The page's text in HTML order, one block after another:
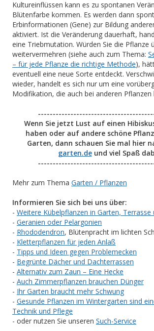
Kultureinflüssen kann es zu spontanen
Blütenfarbe kommen. Es werden dann
Erbinformationen (Gene) zur Bildung
aktiviert. Ist die Veränderung dauerhaft,
eine Triebmutation. Würden Sie die Pflanze
weitervermehren (siehe auch zum Thema:
– für jede Pflanze die richtige Methode),
eventuell eine neue Sorte entdeckt.
wieder, handelt es sich nur um eine
Modifikation, die auch bei anderen
Wenn Sie jetzt Lust auf einen
haben oder auf andere schöne
Garten, dann schauen Sie mal hier
garten.deund viel Spaß
Mehr zum Thema Garten / Pflanzen
Informieren Sie sich bei uns über:
- Weitere Kübelpflanzen in Garten, Terrasse
- Geranien oder Pelargonien
- Rhododendron, Blütenpracht im lichten
- Kletterpflanzen für jeden Anlaß
- Tipps und Ideen gegen Problemecken
- Begrünte Dächer und Dachterrassen
- Alternativ zum Zaun – Eine Hecke
- Auch Zimmerpflanzen brauchen Dünger
- Ihr Garten braucht mehr Schwung
- Gesunde Pflanzen im Wintergarten sind
Technik und Pflege
- oder nutzen Sie unseren Such-Service